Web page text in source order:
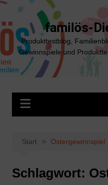
Zum
springen
familös-
Produkttestblog,
Gewinnspiele und
Start Ostergewinnspiel
Schlagwort: